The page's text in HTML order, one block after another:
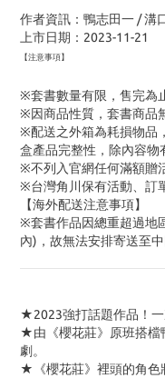
作者資訊：鴨志田一 / 溝
上市日期：2023-11-21
【注意事項】
※套書數量有限，售完為
※因商品性質，套書商品
※配送之外箱為耗損物品
盒產品完整性，除內容物
※不列入官網任何滿額贈
※台灣角川保有活動、訂
【海外配送注意事項】
※套書作品因總重超過地
內)，故無法安排寄送至
★2023強打話題作品！
★由《櫻花莊》原班搭檔
劇。
★《櫻花莊》裡頭的角色